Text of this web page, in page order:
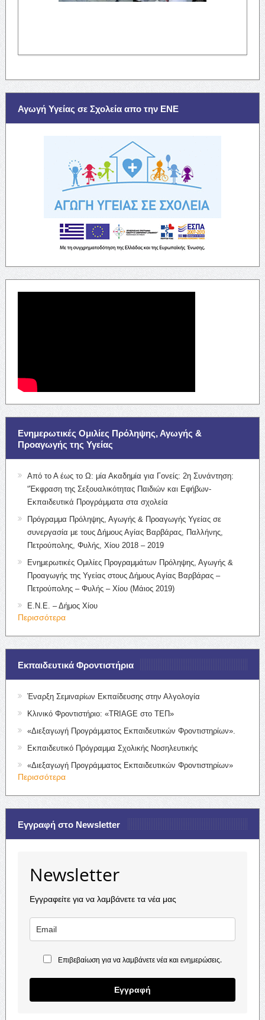
Αγωγή Υγείας σε Σχολεία απο την ΕΝΕ
Ενημερωτικές Ομιλίες Πρόληψης, Αγωγής &
Προαγωγής της Υγείας
Από το Α έως το Ω: μία Ακαδημία για Γονείς: 2η Συνάντηση:
“Έκφραση της Σεξουαλικότητας Παιδιών και Εφήβων-
Εκπαιδευτικά Προγράμματα στα σχολεία
Πρόγραμμα Πρόληψης, Αγωγής & Προαγωγής Υγείας σε
συνεργασία με τους Δήμους Αγίας Βαρβάρας, Παλλήνης,
Πετρούπολης, Φυλής, Χίου 2018 – 2019
Ενημερωτικές Ομιλίες Προγραμμάτων Πρόληψης, Αγωγής &
Προαγωγής της Υγείας στους Δήμους Αγίας Βαρβάρας –
Πετρούπολης – Φυλής – Χίου (Μάιος 2019)
Ε.Ν.Ε. – Δήμος Χίου
Περισσότερα
Εκπαιδευτικά Φροντιστήρια
Έναρξη Σεμιναρίων Εκπαίδευσης στην Αλγολογία
Κλινικό Φροντιστήριο: «TRIAGE στο ΤΕΠ»
«Διεξαγωγή Προγράμματος Εκπαιδευτικών Φροντιστηρίων».
Εκπαιδευτικό Πρόγραμμα Σχολικής Νοσηλευτικής
«Διεξαγωγή Προγράμματος Εκπαιδευτικών Φροντιστηρίων»
Περισσότερα
Εγγραφή στο Newsletter
Newsletter
Εγγραφείτε για να λαμβάνετε τα νέα μας
Επιβεβαίωση για να λαμβάνετε νέα και ενημερώσεις.
Εγγραφή